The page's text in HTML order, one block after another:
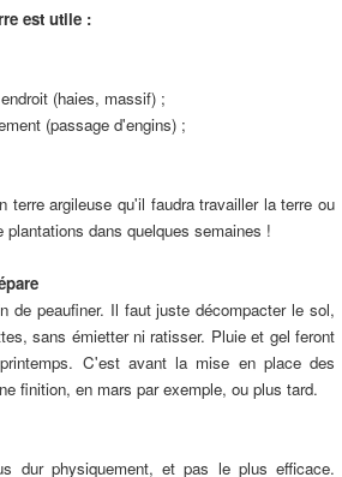
est utile :
(haies, massif) ;
(passage d'engins) ;
terre argileuse qu'il faudra travailler la terre ou
dans quelques semaines !
de peaufiner. Il faut juste décompacter le sol,
sans émietter ni ratisser. Pluie et gel feront
C'est avant la mise en place des
finition, en mars par exemple, ou plus tard.
dur physiquement, et pas le plus efficace.